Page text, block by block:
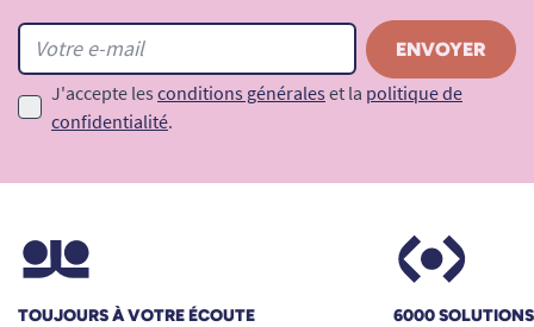
J'accepte les conditions générales et la politique de
confidentialité.
TOUJOURS À VOTRE ÉCOUTE 6000